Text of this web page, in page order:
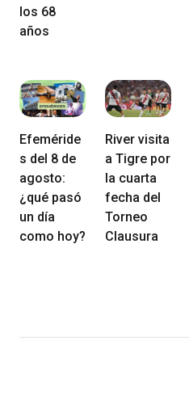
los 68
años
Efeméride
s del 8 de
agosto:
¿qué pasó
un día
como hoy?
River visita
a Tigre por
la cuarta
fecha del
Torneo
Clausura